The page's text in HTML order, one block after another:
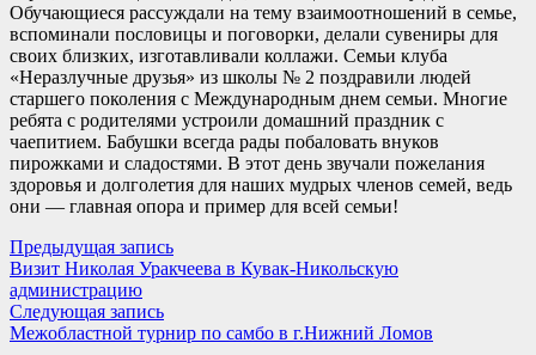
Обучающиеся рассуждали на тему взаимоотношений в семье,
вспоминали пословицы и поговорки, делали сувениры для
своих близких, изготавливали коллажи. Семьи клуба
«Неразлучные друзья» из школы № 2 поздравили людей
старшего поколения с Международным днем семьи. Многие
ребята с родителями устроили домашний праздник с
чаепитием. Бабушки всегда рады побаловать внуков
пирожками и сладостями. В этот день звучали пожелания
здоровья и долголетия для наших мудрых членов семей, ведь
они — главная опора и пример для всей семьи!
Навигация
по
записям
Предыдущая записьПредыдущая
запись:
Визит Николая Уракчеева в Кувак-Никольскую
администрацию
Следующая записьСледующая
запись:
Межобластной турнир по самбо в г.Нижний Ломов